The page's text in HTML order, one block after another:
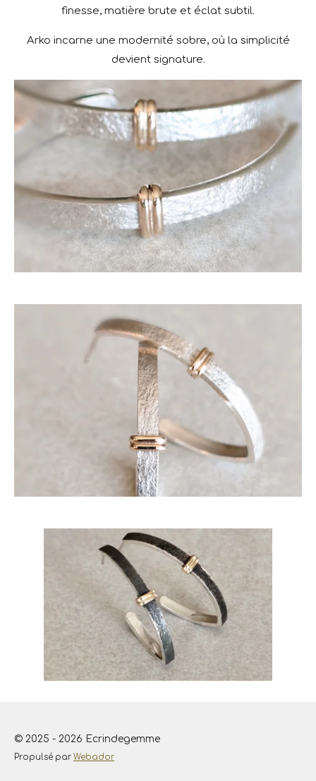
finesse, matière brute et éclat subtil.
Arko incarne une modernité sobre, où la simplicité
devient signature.
© 2025 - 2026 Ecrindegemme
Propulsé par Webador